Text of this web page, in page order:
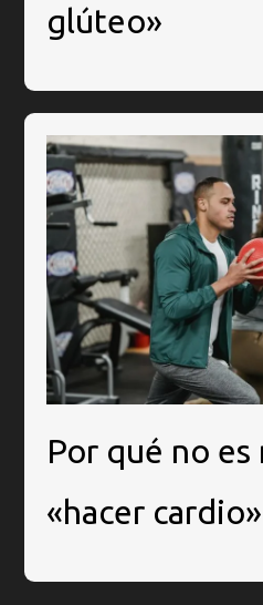
glúteo»
Por qué no es
«hacer cardio»